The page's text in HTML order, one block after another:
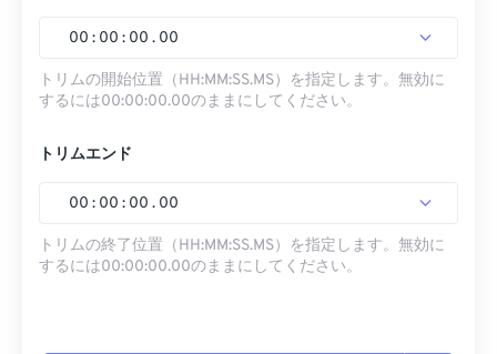
00 : 00 : 00 . 00
トリムの開始位置（HH:MM:SS.MS）を指定します。無効に
するには00:00:00.00のままにしてください。
トリムエンド
00 : 00 : 00 . 00
トリムの終了位置（HH:MM:SS.MS）を指定します。無効に
するには00:00:00.00のままにしてください。